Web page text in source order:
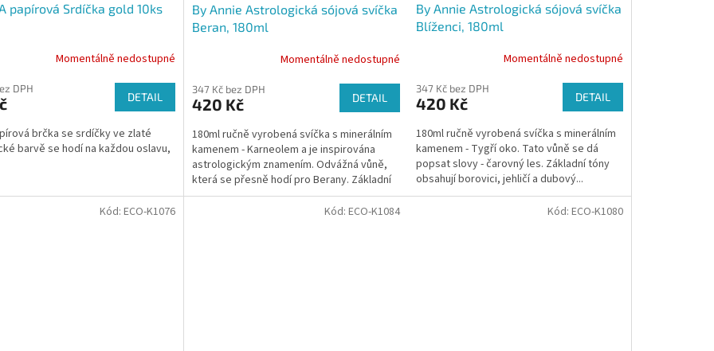
papírová Srdíčka gold 10ks
Momentálně nedostupné
DPH
DETAIL
brčka se srdíčky ve zlaté
barvě se hodí na každou oslavu,
By Annie Astrologická sójová svíčka
Beran, 180ml
Momentálně nedostupné
347 Kč bez DPH
420 Kč DETAIL
180ml ručně vyrobená svíčka s minerálním
kamenem - Karneolem a je inspirována
astrologickým znamením. Odvážná vůně,
která se přesně hodí pro Berany. Základní
tóny...
By Annie Astrologická sójová svíčka
Blíženci, 180ml
Momentálně nedostupné
347 Kč bez DPH
420 Kč DETAIL
180ml ručně vyrobená svíčka s minerálním
kamenem - Tygří oko. Tato vůně se dá
popsat slovy - čarovný les. Základní tóny
obsahují borovici, jehličí a dubový...
Kód: ECO-K1076 Kód: ECO-K1084 Kód: ECO-K1080